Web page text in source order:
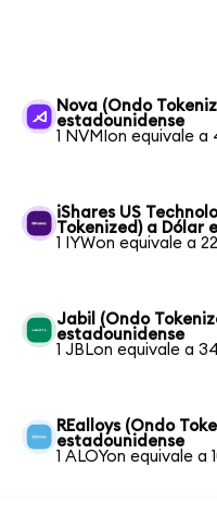
Nova (Ondo
estadounidense
1 NVMIon equivale a
iShares US
Tokenized) a Dólar
1 IYWon equivale a
Jabil (Ondo
estadounidense
1 JBLon equivale a
REalloys (Ondo
estadounidense
1 ALOYon equivale a